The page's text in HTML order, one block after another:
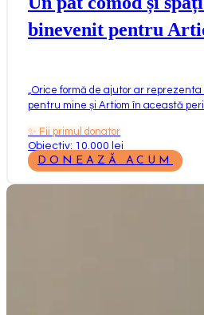
binevenit pentru
Orice formă de ajutor ar
pentru mine și Artiom în această
✨ Fii primul donator
Obiectiv: 10.000 lei
DONEAZĂ ACUM